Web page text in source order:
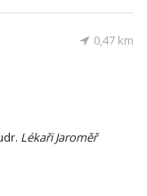
0,47 km
Lékaři Jaroměř